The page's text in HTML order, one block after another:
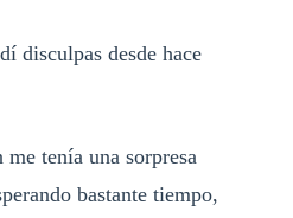
disculpas desde hace
tenía una sorpresa
bastante tiempo,